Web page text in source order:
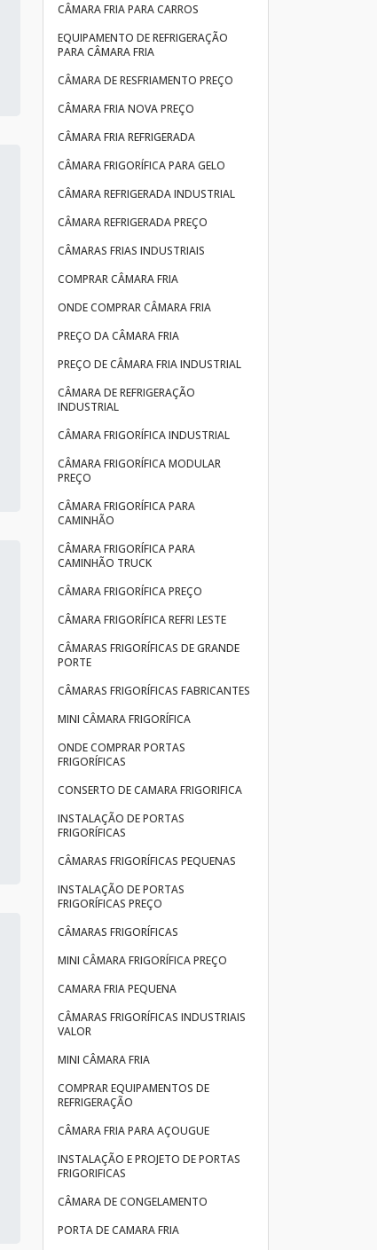
CÂMARA FRIA PARA CARROS
EQUIPAMENTO DE REFRIGERAÇÃO
PARA CÂMARA FRIA
CÂMARA DE RESFRIAMENTO PREÇO
CÂMARA FRIA NOVA PREÇO
CÂMARA FRIA REFRIGERADA
CÂMARA FRIGORÍFICA PARA GELO
CÂMARA REFRIGERADA INDUSTRIAL
CÂMARA REFRIGERADA PREÇO
CÂMARAS FRIAS INDUSTRIAIS
COMPRAR CÂMARA FRIA
ONDE COMPRAR CÂMARA FRIA
PREÇO DA CÂMARA FRIA
PREÇO DE CÂMARA FRIA INDUSTRIAL
CÂMARA DE REFRIGERAÇÃO
INDUSTRIAL
CÂMARA FRIGORÍFICA INDUSTRIAL
CÂMARA FRIGORÍFICA MODULAR
PREÇO
CÂMARA FRIGORÍFICA PARA
CAMINHÃO
CÂMARA FRIGORÍFICA PARA
CAMINHÃO TRUCK
CÂMARA FRIGORÍFICA PREÇO
CÂMARA FRIGORÍFICA REFRI LESTE
CÂMARAS FRIGORÍFICAS DE GRANDE
PORTE
CÂMARAS FRIGORÍFICAS FABRICANTES
MINI CÂMARA FRIGORÍFICA
ONDE COMPRAR PORTAS
FRIGORÍFICAS
CONSERTO DE CAMARA FRIGORIFICA
INSTALAÇÃO DE PORTAS
FRIGORÍFICAS
CÂMARAS FRIGORÍFICAS PEQUENAS
INSTALAÇÃO DE PORTAS
FRIGORÍFICAS PREÇO
CÂMARAS FRIGORÍFICAS
MINI CÂMARA FRIGORÍFICA PREÇO
CAMARA FRIA PEQUENA
CÂMARAS FRIGORÍFICAS INDUSTRIAIS
VALOR
MINI CÂMARA FRIA
COMPRAR EQUIPAMENTOS DE
REFRIGERAÇÃO
CÂMARA FRIA PARA AÇOUGUE
INSTALAÇÃO E PROJETO DE PORTAS
FRIGORIFICAS
CÂMARA DE CONGELAMENTO
PORTA DE CAMARA FRIA